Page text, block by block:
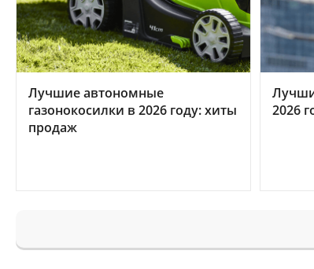
Лучшие автономные
газонокосилки в 2026 году: хиты
продаж
2026